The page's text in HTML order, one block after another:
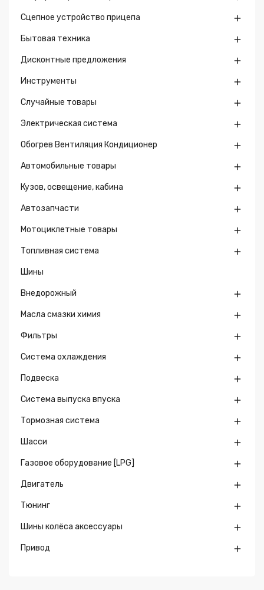
Сцепное устройство прицепа 
Бытовая техника 
Дисконтные предложения 
Инструменты 
Случайные товары 
Электрическая система 
Обогрев Вентиляция Кондиционер 
Автомобильные товары 
Кузов, освещение, кабина 
Автозапчасти 
Мотоциклетные товары 
Топливная система 
Шины
Внедорожный 
Масла смазки химия 
Фильтры 
Система охлаждения 
Подвеска 
Система выпуска впуска 
Тормозная система 
Шасси 
Газовое оборудование [LPG] 
Двигатель 
Тюнинг 
Шины колёса аксессуары 
Привод 